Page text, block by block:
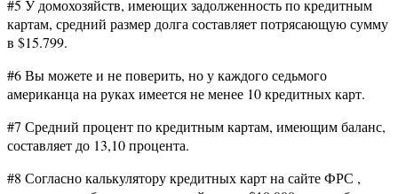
#5 У домохозяйств, имеющих задолженность по кредитным
картам, средний размер долга составляет потрясающую сумму
в $15.799.
#6 Вы можете и не поверить, но у каждого седьмого
американца на руках имеется не менее 10 кредитных карт.
#7 Средний процент по кредитным картам, имеющим баланс,
составляет до 13,10 процента.
#8 Согласно калькулятору кредитных карт на сайте ФРС ,